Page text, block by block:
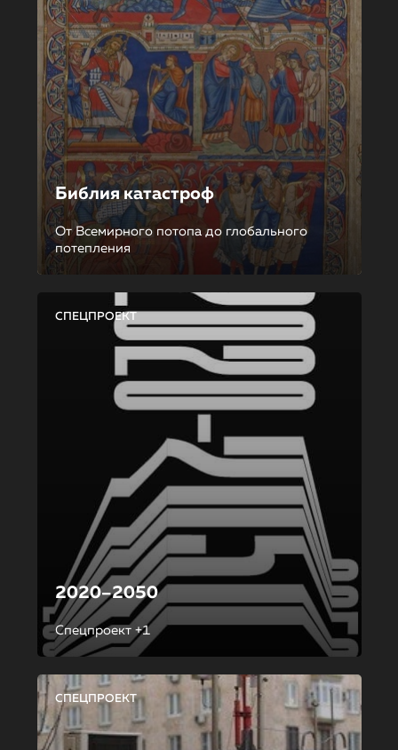
Библия катастроф
От Всемирного потопа до глобального
потепления
СПЕЦПРОЕКТ
2020–2050
Спецпроект +1
СПЕЦПРОЕКТ